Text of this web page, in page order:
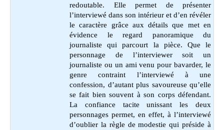
redoutable. Elle permet de présenter
l’interviewé dans son intérieur et d’en révéler
le caractère grâce aux détails que met en
évidence le regard panoramique du
journaliste qui parcourt la pièce. Que le
personnage de l’interviewer soit un
journaliste ou un ami venu pour bavarder, le
genre contraint l’interviewé à une
confession, d’autant plus savoureuse qu’elle
se fait bien souvent à son corps défendant.
La confiance tacite unissant les deux
personnages permet, en effet, à l’interviewé
d’oublier la règle de modestie qui préside à